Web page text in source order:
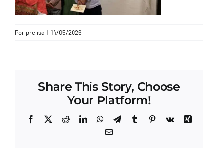
Por prensa | 14/05/2026
Share This Story, Choose
Your Platform!
Facebook
X RedditLinkedInWhatsApp
TelegramTumblrPinterest
Vk
Xing
Correo